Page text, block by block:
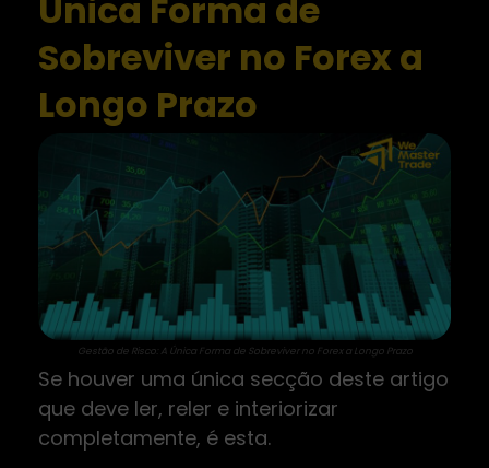
Única Forma de
Sobreviver no Forex a
Longo Prazo
Gestão de Risco: A Única Forma de Sobreviver no Forex a Longo Prazo
Se houver uma única secção deste artigo
que deve ler, reler e interiorizar
completamente, é esta.